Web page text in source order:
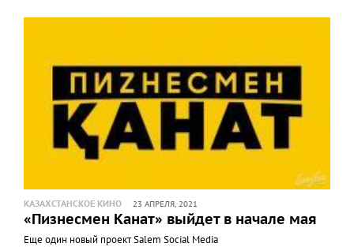
КАЗАХСТАНСКОЕ КИНО 23 АПРЕЛЯ, 2021
«Пизнесмен Канат» выйдет в начале мая
Еще один новый проект Salem Social Media